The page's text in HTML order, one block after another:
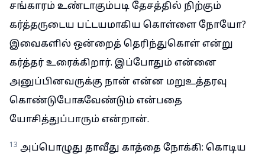
சங்காரம் உண்டாகும்படி தேசத்தில் நிற்கும்
கர்த்தருடைய பட்டயமாகிய கொள்ளை நோயோ?
இவைகளில் ஒன்றைத் தெரிந்துகொள் என்று
கர்த்தர் உரைக்கிறார். இப்போதும் என்னை
அனுப்பினவருக்கு நான் என்ன மறுஉத்தரவு
கொண்டுபோகவேண்டும் என்பதை
யோசித்துப்பாரும் என்றான்.
13 அப்பொழுது தாவீது காத்தை நோக்கி: கொடிய